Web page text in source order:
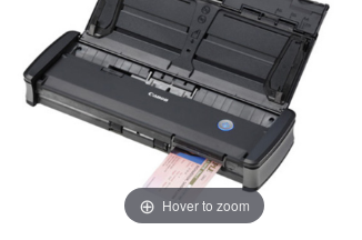
Hover to zoom